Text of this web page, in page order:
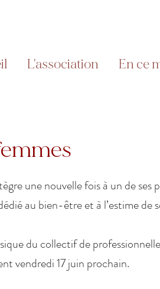
L'association En ce
une nouvelle fois à un de ses
au bien-être et à l’estime de
du collectif de
vendredi 17 juin prochain.